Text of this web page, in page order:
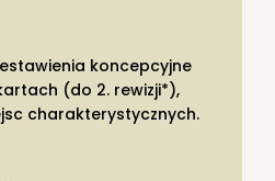
koncepcyjne
(do 2. rewizji*),
charakterystycznych.